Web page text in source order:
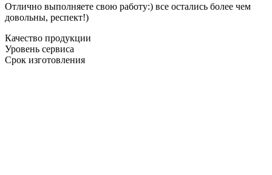
Отлично выполняете свою работу:) все остались более чем
довольны, респект!)
Качество продукции
Уровень сервиса
Срок изготовления